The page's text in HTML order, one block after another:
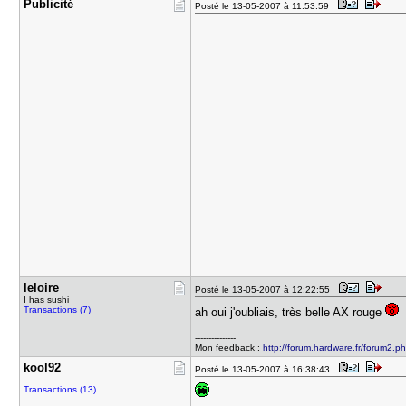
Publicité Posté le 13-05-2007 à 11:53:59
leloire
I has sushi
Transactions (7)
Posté le 13-05-2007 à 12:22:55
ah oui j'oubliais, très belle AX rouge
---------------
Mon feedback :http://forum.hardware.fr/
kool92
Transactions (13)
Posté le 13-05-2007 à 16:38:43